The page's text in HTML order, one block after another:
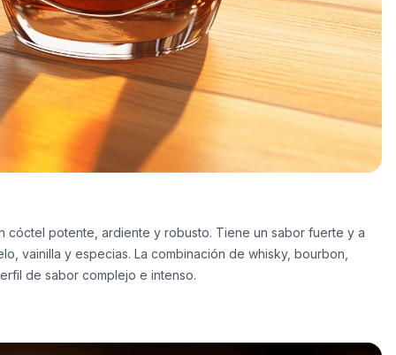
cóctel potente, ardiente y robusto. Tiene un sabor fuerte y a
vainilla y especias. La combinación de whisky, bourbon,
de sabor complejo e intenso.